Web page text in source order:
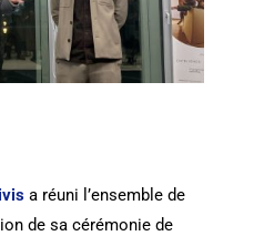
a réuni l’ensemble de
de sa cérémonie de